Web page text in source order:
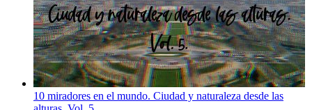
10 miradores en el mundo. Ciudad y naturaleza desde las